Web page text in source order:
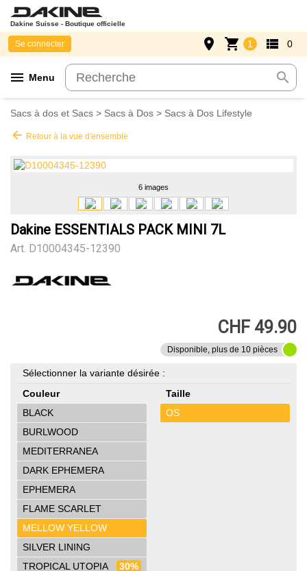
Dakine Suisse - Boutique officielle
menu Menu search
Se connecter place shopping_cart 1 view_list 0
Sacs à dos et Sacs > Sacs à Dos > Sacs à Dos Lifestyle
arrow_back Retour à la vue d'ensemble
6 images
Dakine ESSENTIALS PACK MINI 7L
Art. D10004345-12390
CHF 49.90
Disponible, plus de 10 pièces
Sélectionner la variante désirée :
Couleur
BLACK
BURLWOOD
MEDITERRANEA
DARK EPHEMERA
EPHEMERA
FLAME SCARLET
MELLOW YELLOW
SILVER LINING
TROPICAL UTOPIA
30%
Taille
OS